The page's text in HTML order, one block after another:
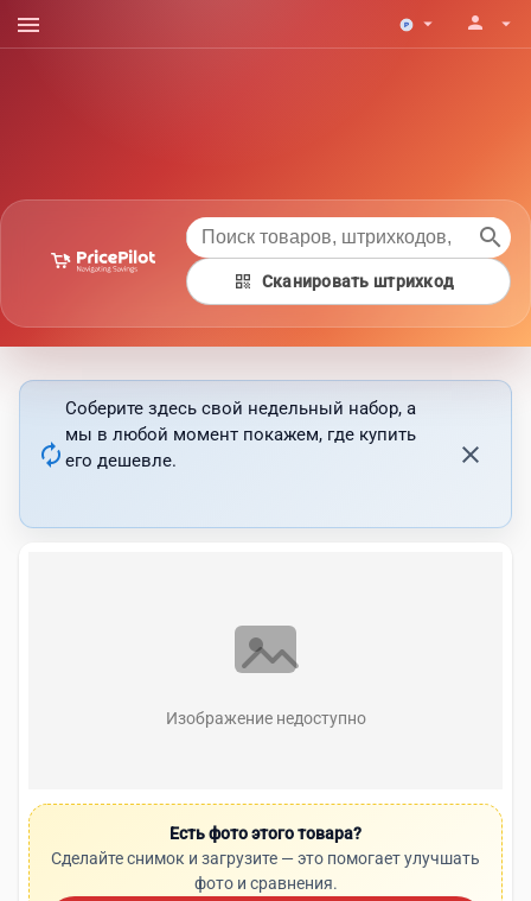
menu arrow_drop_down person arrow_drop_down
search
qr_code Сканировать штрихкод
autorenew
Соберите здесь свой недельный набор, а
мы в любой момент покажем, где купить
его дешевле.
close
Изображение недоступно
Есть фото этого товара?
Сделайте снимок и загрузите — это помогает улучшать
фото и сравнения.